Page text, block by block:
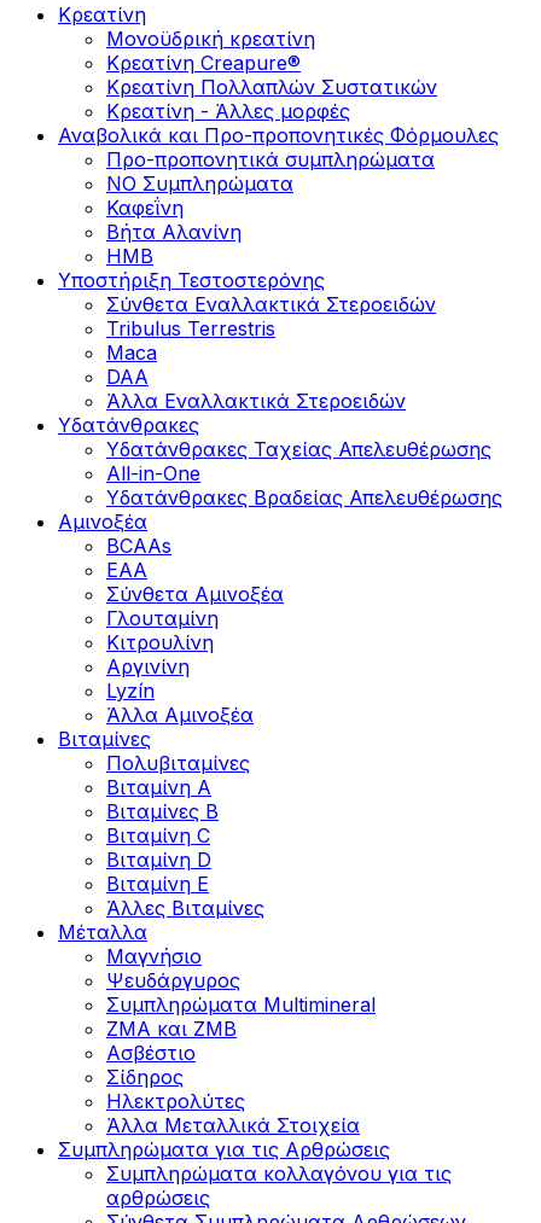
Κρεατίνη
Μονοϋδρική κρεατίνη
Κρεατίνη Creapure®
Κρεατίνη Πολλαπλών Συστατικών
Κρεατίνη - Άλλες μορφές
Αναβολικά και Προ-προπονητικές Φόρμουλες
Προ-προπονητικά συμπληρώματα
ΝΟ Συμπληρώματα
Καφεΐνη
Βήτα Αλανίνη
HMB
Υποστήριξη Τεστοστερόνης
Σύνθετα Εναλλακτικά Στεροειδών
Tribulus Terrestris
Maca
DAA
Άλλα Εναλλακτικά Στεροειδών
Υδατάνθρακες
Υδατάνθρακες Ταχείας Απελευθέρωσης
All-in-One
Υδατάνθρακες Βραδείας Απελευθέρωσης
Αμινοξέα
BCAAs
EAA
Σύνθετα Αμινοξέα
Γλουταμίνη
Κιτρουλίνη
Αργινίνη
Lyzín
Άλλα Αμινοξέα
Βιταμίνες
Πολυβιταμίνες
Βιταμίνη Α
Βιταμίνες Β
Βιταμίνη C
Βιταμίνη D
Βιταμίνη Ε
Άλλες Βιταμίνες
Μέταλλα
Μαγνήσιο
Ψευδάργυρος
Συμπληρώματα Multimineral
ZMA και ZMB
Ασβέστιο
Σίδηρος
Ηλεκτρολύτες
Άλλα Mεταλλικά Στοιχεία
Συμπληρώματα για τις Αρθρώσεις
Συμπληρώματα κολλαγόνου για τις
αρθρώσεις